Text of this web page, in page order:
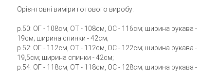
Орієнтовні виміри готового виробу:
р.50: ОГ - 108см, ОТ - 108см, ОС - 116см; ширина рукава -
19см; ширина спинки - 42см;
р.52: ОГ - 112см, ОТ - 112см, ОС - 122см; ширина рукава -
19,5см; ширина спинки - 42см;
р.54: ОГ - 118см, ОТ - 118см, ОС - 128см; ширина рукава -